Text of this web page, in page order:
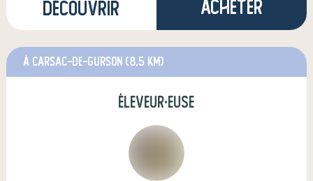
Découvrir Acheter
à Carsac-de-Gurson (8,5 km)
éleveur·euse